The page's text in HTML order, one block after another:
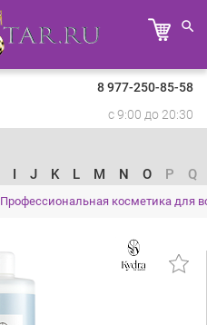
8 977-250-85-58
с 9:00 до 20:30
I J K L M N O P Q
Профессиональная косметика для